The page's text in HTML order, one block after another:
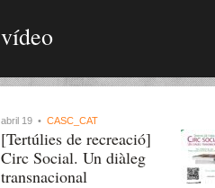
vídeo
abril 19 • CASC_CAT
[Tertúlies de recreació]
Circ Social. Un diàleg
transnacional